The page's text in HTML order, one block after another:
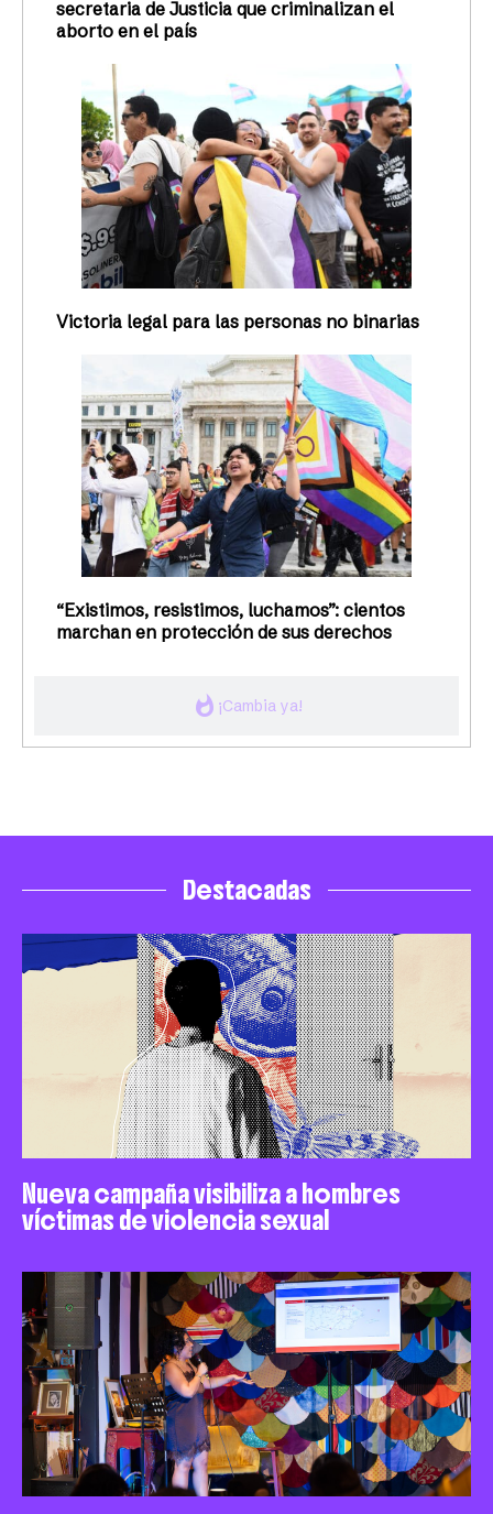
whatshot ¡Cambia ya!
secretaria de Justicia que criminalizan el
aborto en el país
Victoria legal para las personas no binarias
“Existimos, resistimos, luchamos”: cientos
marchan en protección de sus derechos
Destacadas
Nueva campaña visibiliza a hombres
víctimas de violencia sexual